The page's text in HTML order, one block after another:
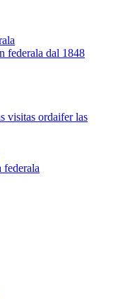
federala dal 1848
visitas ordaifer las
federala